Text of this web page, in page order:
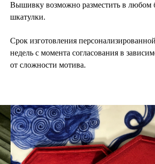
Вышивку возможно разместить в любом
шкатулки.
Срок изготовления
недель с момента согласования в
от сложности мотива.